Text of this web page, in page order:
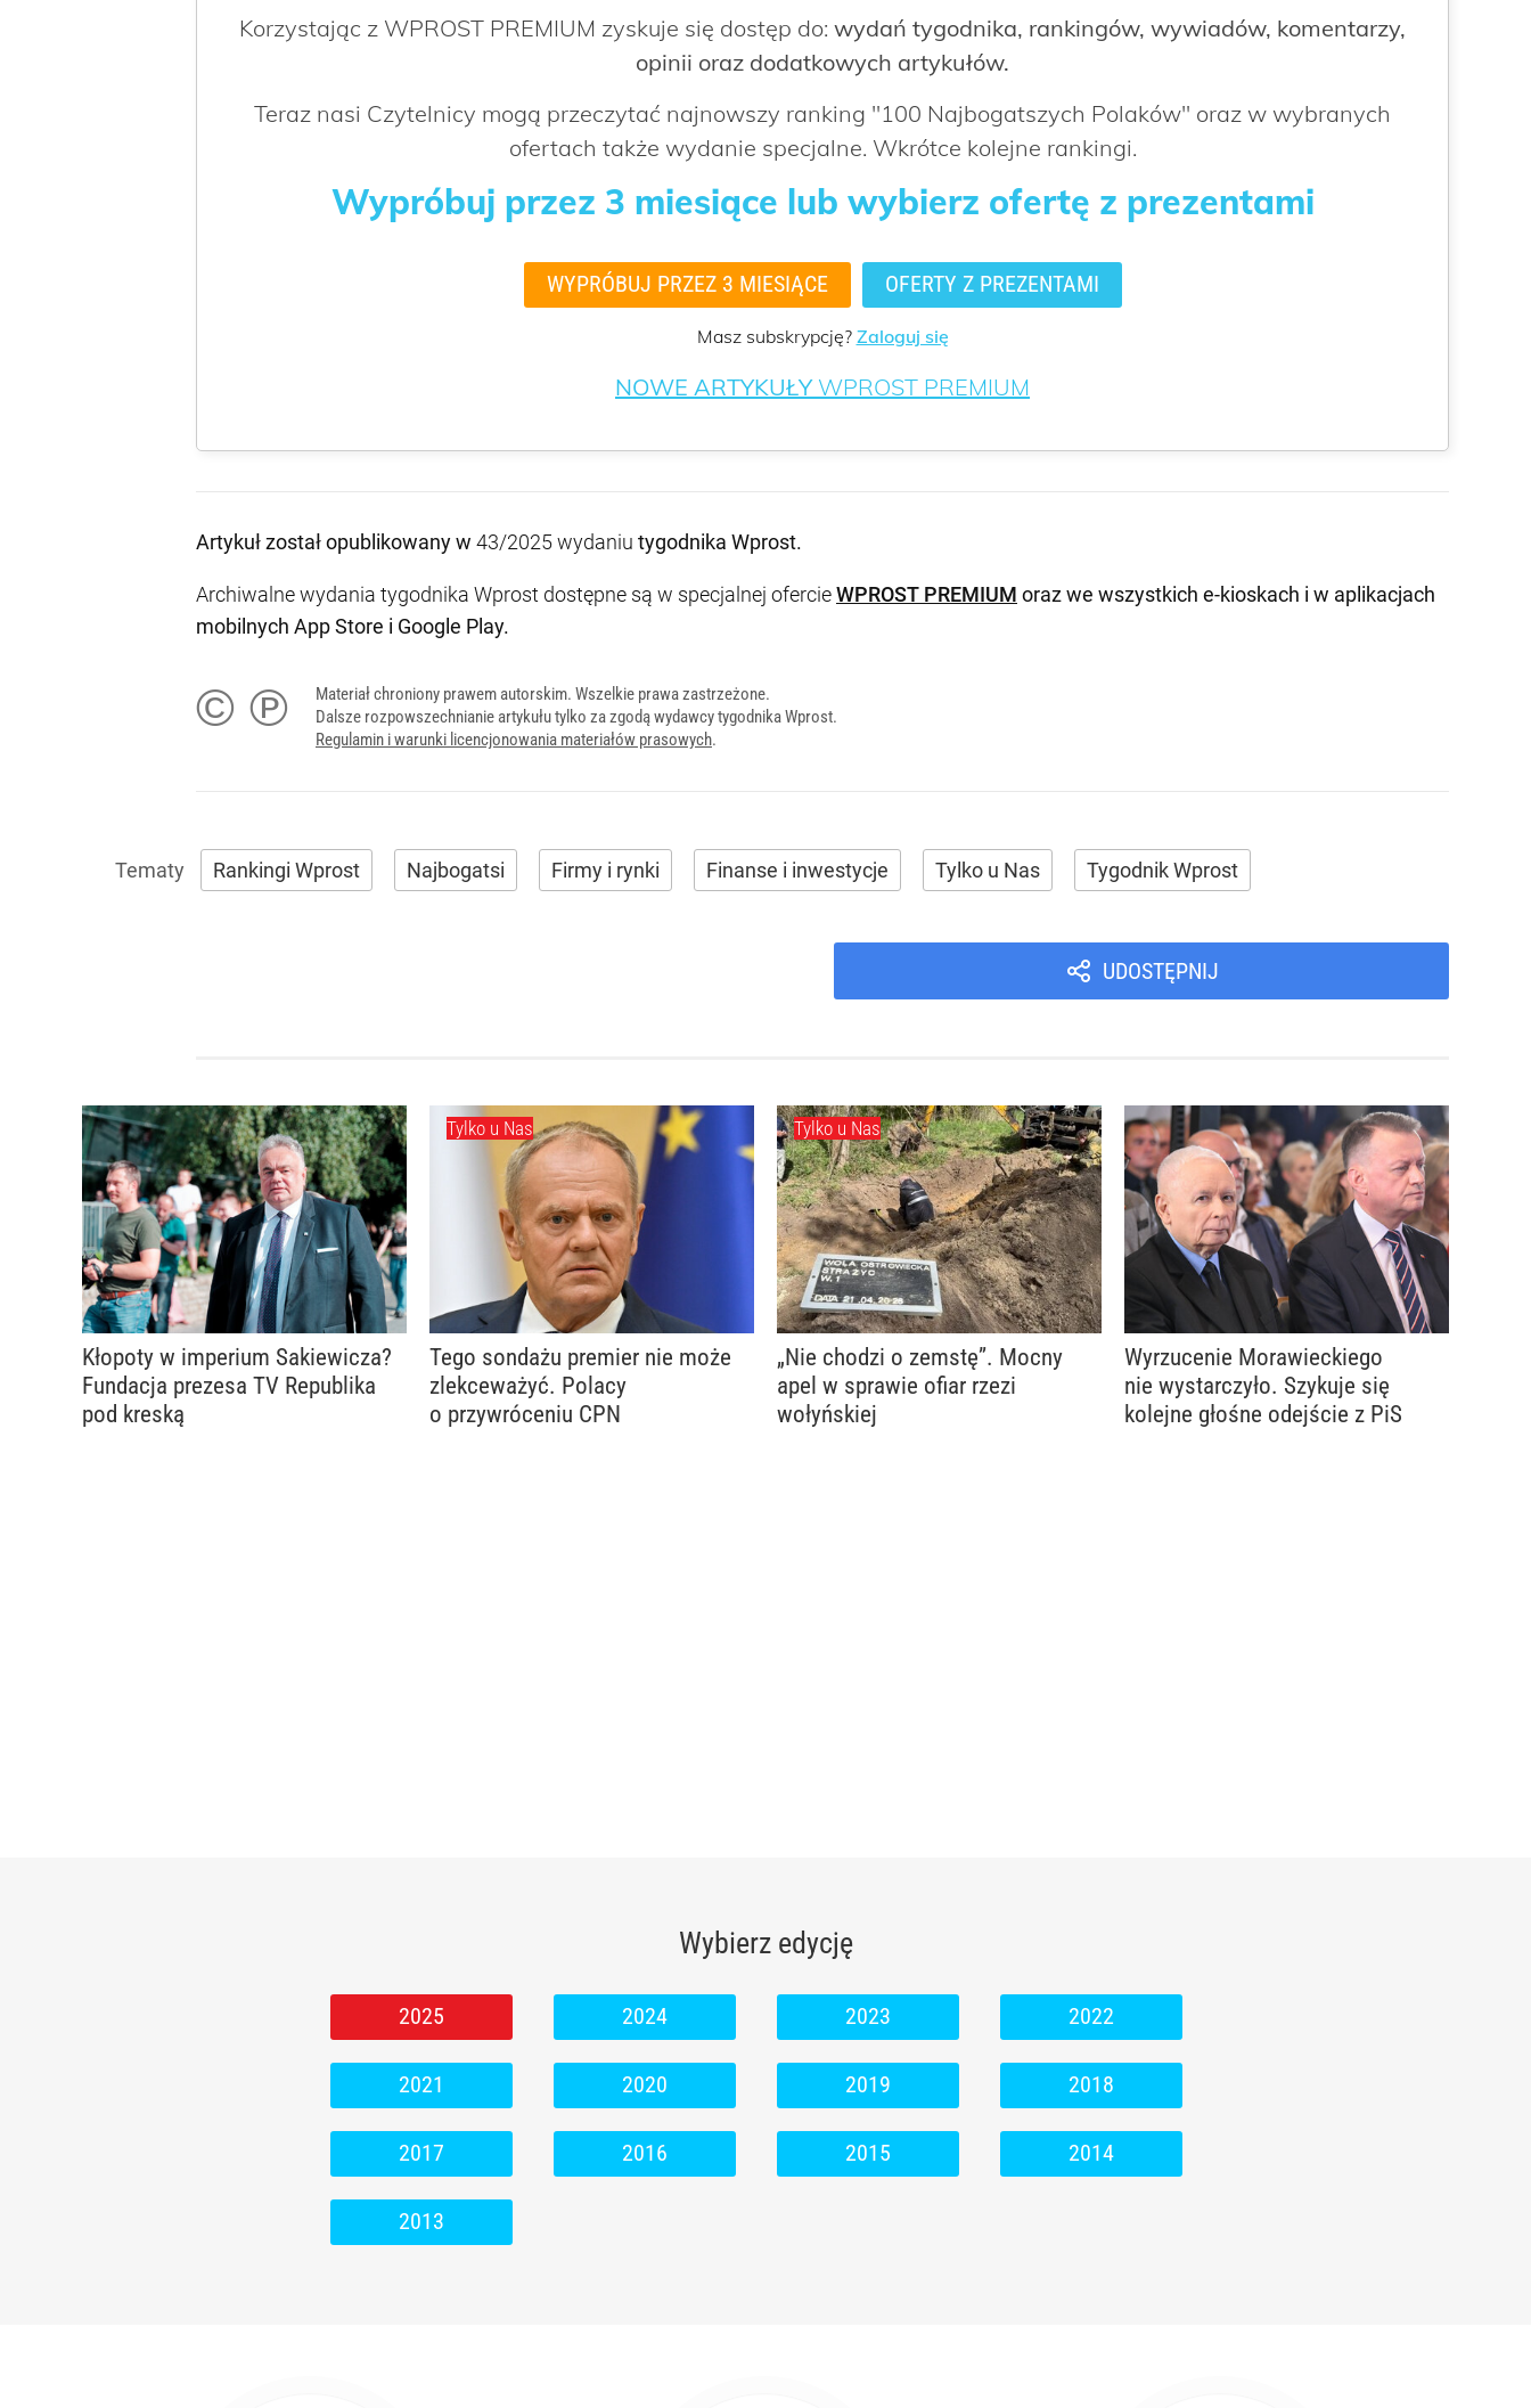
Korzystając z WPROST PREMIUM zyskuje się dostęp do: wydań tygodnika, rankingów, wywiadów, komentarzy,
opinii oraz dodatkowych artykułów.
Teraz nasi Czytelnicy mogą przeczytać najnowszy ranking "100 Najbogatszych Polaków" oraz w wybranych
ofertach także wydanie specjalne. Wkrótce kolejne rankingi.
Wypróbuj przez 3 miesiące lub wybierz ofertę z prezentami
WYPRÓBUJ PRZEZ 3 MIESIĄCE OFERTY Z PREZENTAMI
Masz subskrypcję? Zaloguj się
NOWE ARTYKUŁY WPROST PREMIUM
Artykuł został opublikowany w 43/2025 wydaniu tygodnika Wprost.
Archiwalne wydania tygodnika Wprost dostępne są w specjalnej ofercieWPROST PREMIUM oraz we wszystkich e-kioskach i w aplikacjach
mobilnych App Store i Google Play.
© ℗
Materiał chroniony prawem autorskim. Wszelkie prawa zastrzeżone.
Dalsze rozpowszechnianie artykułu tylko za zgodą wydawcy tygodnika Wprost.
Regulamin i warunki licencjonowania materiałów prasowych.
Rankingi Wprost Najbogatsi Firmy i rynki Finanse i inwestycje Tylko u Nas Tygodnik Wprost
UDOSTĘPNIJ
Kłopoty w imperium Sakiewicza?
Fundacja prezesa TV Republika
pod kreską
Tylko u Nas
Tego sondażu premier nie może
zlekceważyć. Polacy
o przywróceniu CPN
Tylko u Nas
„Nie chodzi o zemstę”. Mocny
apel w sprawie ofiar rzezi
wołyńskiej
Wyrzucenie Morawieckiego
nie wystarczyło. Szykuje się
kolejne głośne odejście z PiS
Wybierz edycję
2025 2024 2023 2022
2021 2020 2019 2018
2017 2016 2015 2014
2013